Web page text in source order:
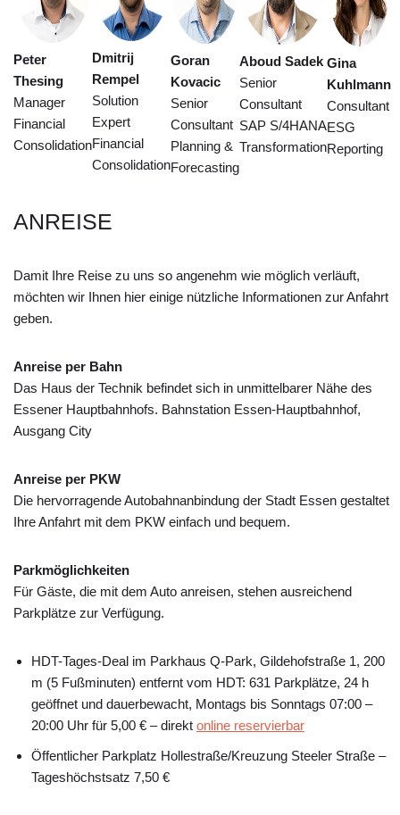
Peter
Thesing
Manager
Financial
Consolidation
Dmitrij
Rempel
Solution
Expert
Financial
Consolidation
Goran
Kovacic
Senior
Consultant
Planning &
Forecasting
Aboud Sadek
Senior
Consultant
SAP S/4HANA
Transformation
Gina
Kuhlmann
Consultant
ESG
Reporting
ANREISE
Damit Ihre Reise zu uns so angenehm wie möglich verläuft,
möchten wir Ihnen hier einige nützliche Informationen zur Anfahrt
geben.
Anreise per Bahn
Das Haus der Technik befindet sich in unmittelbarer Nähe des
Essener Hauptbahnhofs. Bahnstation Essen-Hauptbahnhof,
Ausgang City
Anreise per PKW
Die hervorragende Autobahnanbindung der Stadt Essen gestaltet
Ihre Anfahrt mit dem PKW einfach und bequem.
Parkmöglichkeiten
Für Gäste, die mit dem Auto anreisen, stehen ausreichend
Parkplätze zur Verfügung.
HDT-Tages-Deal im Parkhaus Q-Park, Gildehofstraße 1, 200
m (5 Fußminuten) entfernt vom HDT: 631 Parkplätze, 24 h
geöffnet und dauerbewacht, Montags bis Sonntags 07:00 –
20:00 Uhr für 5,00 € – direkt online reservierbar
Öffentlicher Parkplatz Hollestraße/Kreuzung Steeler Straße –
Tageshöchstsatz 7,50 €